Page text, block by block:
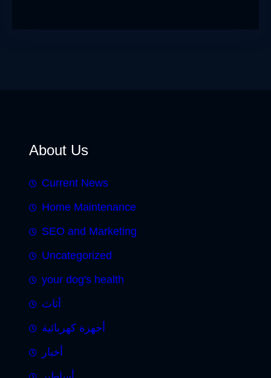
About Us
Current News
Home Maintenance
SEO and Marketing
Uncategorized
your dog's health
أثاث
أجهزة كهربائية
أخبار